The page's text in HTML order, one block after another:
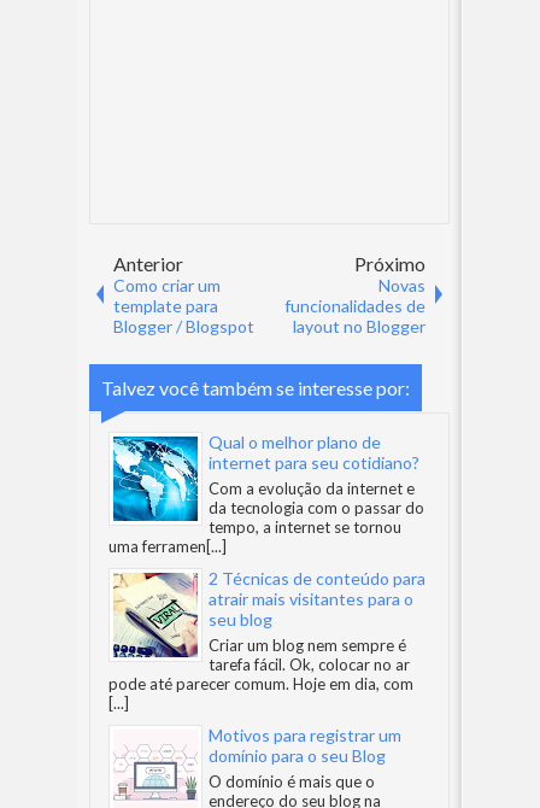
Anterior
Como criar um
template para
Blogger / Blogspot
Próximo
Novas
funcionalidades de
layout no Blogger
Talvez você também se interesse por:
Qual o melhor plano de
internet para seu cotidiano?
Com a evolução da internet e
da tecnologia com o passar do
tempo, a internet se tornou
uma ferramen[...]
2 Técnicas de conteúdo para
atrair mais visitantes para o
seu blog
Criar um blog nem sempre é
tarefa fácil. Ok, colocar no ar
pode até parecer comum. Hoje em dia, com
[...]
Motivos para registrar um
domínio para o seu Blog
O domínio é mais que o
endereço do seu blog na